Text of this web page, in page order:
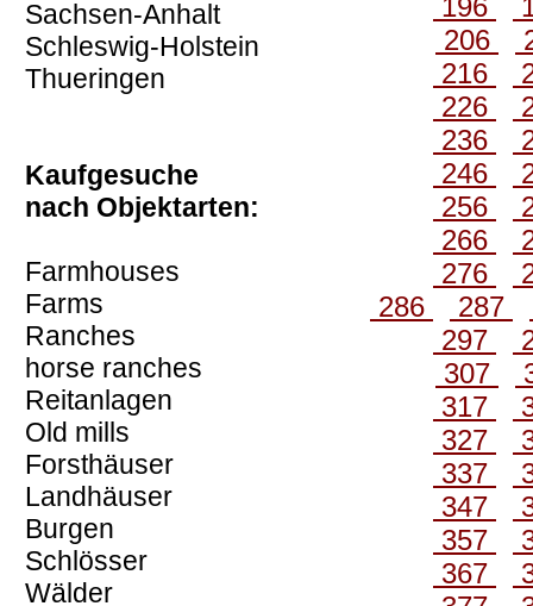
Sachsen-Anhalt
Schleswig-Holstein
Thueringen
Kaufgesuche
nach Objektarten:
Farmhouses
Farms
Ranches
horse ranches
Reitanlagen
Old mills
Forsthäuser
Landhäuser
Burgen
Schlösser
Wälder
196
206
216
226
236
246
256
266
276
286
287
297
307
317
327
337
347
357
367